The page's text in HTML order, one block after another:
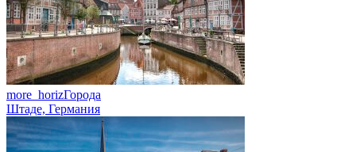
more_horizГорода
Штаде, Германия